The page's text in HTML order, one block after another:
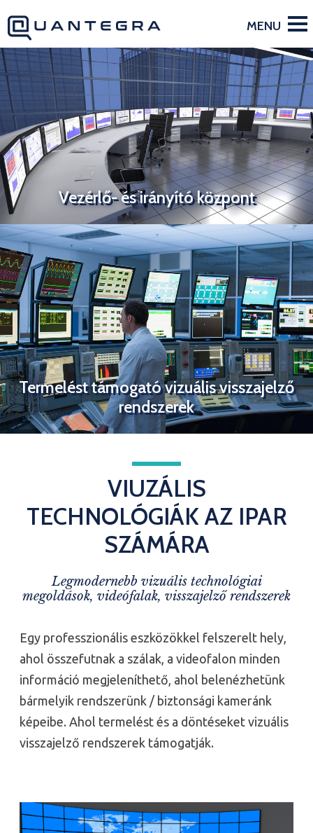
Vezérlő- és irányító központ
Termelést támogató vizuális visszajelző
rendszerek
VIUZÁLIS
TECHNOLÓGIÁK AZ IPAR
SZÁMÁRA
Legmodernebb vizuális technológiai
megoldások, videófalak, visszajelző rendszerek
Egy professzionális eszközökkel felszerelt hely,
ahol összefutnak a szálak, a videofalon minden
információ megjeleníthető, ahol belenézhetünk
bármelyik rendszerünk / biztonsági kameránk
képeibe. Ahol termelést és a döntéseket vizuális
visszajelző rendszerek támogatják.